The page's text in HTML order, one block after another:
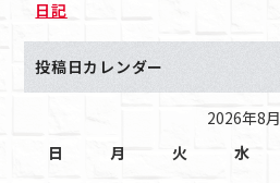
日記
投稿日カレンダー
2026年8月
日
月 火 水